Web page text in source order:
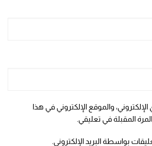
والموقع الإلكتروني في هذا
المقبلة في تعليقي.
بواسطة البريد الإلكتروني.